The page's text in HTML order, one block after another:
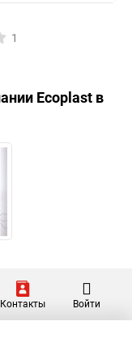
1
Ecoplast в
Контакты Войти